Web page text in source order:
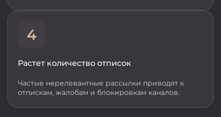
Растет количество отписок
Частые нерелевантные рассылки приводят к
отпискам, жалобам и блокировкам каналов.